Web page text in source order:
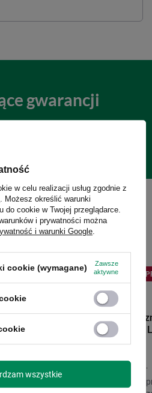
gwarancji
do reklamacji.
również:
PROMOCJA
CONTIGO
Kubek
Contigo West
czarny
119,00 zł / szt.
Najniższa cena
w celu realizacji usług zgodnie z
. Możesz określić warunki
do cookie w Twojej przeglądarce.
i prywatności można
i warunki Google.
cookie (wymagane)
Zawsze
aktywne
wszystkie